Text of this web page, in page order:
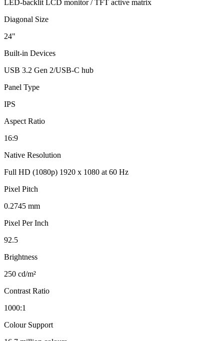
LED-backlit LCD monitor / TFT active matrix
Diagonal Size
24"
Built-in Devices
USB 3.2 Gen 2/USB-C hub
Panel Type
IPS
Aspect Ratio
16:9
Native Resolution
Full HD (1080p) 1920 x 1080 at 60 Hz
Pixel Pitch
0.2745 mm
Pixel Per Inch
92.5
Brightness
250 cd/m²
Contrast Ratio
1000:1
Colour Support